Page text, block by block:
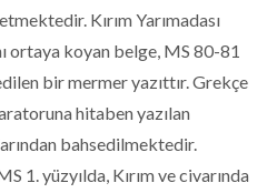
Kırım Yarımadası
ortaya koyan belge, MS 80-81
bir mermer yazıttır. Grekçe
hitaben yazılan
bahsedilmektedir.
1. yüzyılda, Kırım ve civarında